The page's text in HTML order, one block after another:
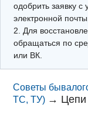
Телеграм
одобрить заявку
электронной
2. Для
обращаться по
или ВК.
Советы
ТС, ТУ) →